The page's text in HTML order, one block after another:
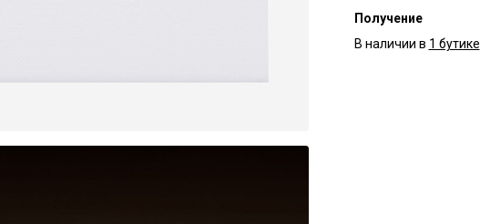
Получение
В наличии в 1 бутике